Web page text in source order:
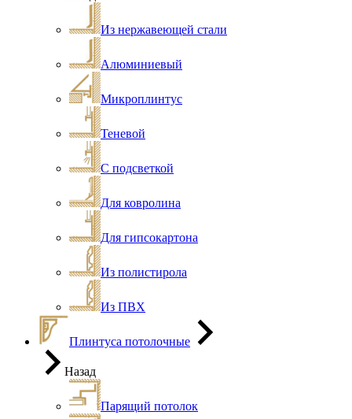
Из нержавеющей стали
Алюминиевый
Микроплинтус
Теневой
С подсветкой
Для ковролина
Для гипсокартона
Из полистирола
Из ПВХ
Плинтуса потолочные
Назад
Парящий потолок